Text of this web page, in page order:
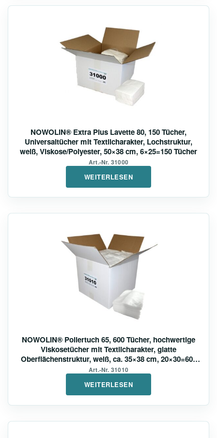
NOWOLIN® Extra Plus Lavette 80, 150 Tücher,
Universaltücher mit Textilcharakter, Lochstruktur,
weiß, Viskose/Polyester, 50×38 cm, 6×25=150 Tücher
Art.-Nr. 31000
WEITERLESEN
NOWOLIN® Poliertuch 65, 600 Tücher, hochwertige
Viskosetücher mit Textilcharakter, glatte
Oberflächenstruktur, weiß, ca. 35×38 cm, 20×30=600
Tücher
Art.-Nr. 31010
WEITERLESEN